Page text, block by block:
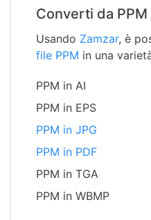
Converti da PPM
Usando Zamzar, è
file PPM in una
PPM in AI
PPM in EPS
PPM in JPG
PPM in PDF
PPM in TGA
PPM in WBMP